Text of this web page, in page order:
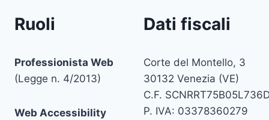
Ruoli
Professionista Web
(Legge n. 4/2013)
Web Accessibility
Dati fiscali
Corte del Montello, 3
30132 Venezia (VE)
C.F.
P. IVA: 03378360279